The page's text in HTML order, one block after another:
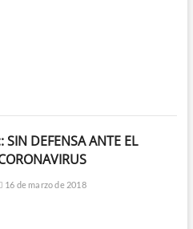
SIN DEFENSA ANTE EL
16 de marzo de 2018